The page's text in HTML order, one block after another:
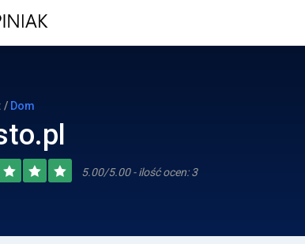
/ Dom
5.00/5.00 - ilość ocen: 3